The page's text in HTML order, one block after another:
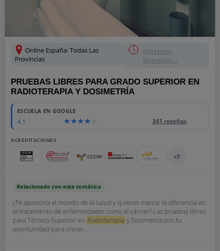
Online España: Todas Las
Provincias
600 Horas
formación...
PRUEBAS LIBRES PARA GRADO SUPERIOR EN
RADIOTERAPIA Y DOSIMETRÍA
ESCUELA EN GOOGLE
4.1 341 reseñas
ACREDITACIONES
+7
Relacionado con esta temática
¿Te apasiona el mundo de la salud y quieres marcar la diferencia en
el tratamiento de enfermedades como el cáncer? Las pruebas libres
para Técnico Superior en Radioterapia y Dosimetría son tu
oportunidad para crecer...